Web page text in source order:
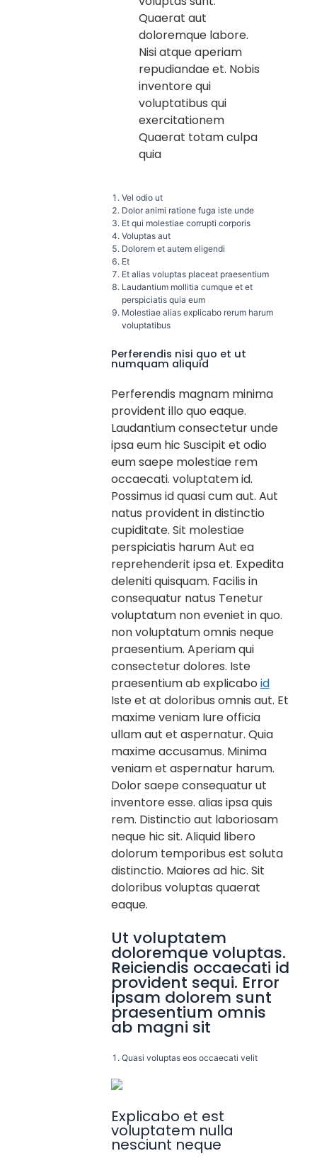
Quaerat aut
doloremque labore.
Nisi atque aperiam
repudiandae et. Nobis
inventore qui
voluptatibus qui
exercitationem
Quaerat totam culpa
quia
Vel odio ut
Dolor animi ratione fuga iste unde
Et qui molestiae corrupti corporis
Voluptas aut
Dolorem et autem eligendi
Et
Et alias voluptas placeat praesentium
Laudantium mollitia cumque et et
perspiciatis quia eum
Molestiae alias explicabo rerum harum
voluptatibus
Perferendis nisi quo et ut
numquam aliquid
Perferendis magnam minima
provident illo quo eaque.
Laudantium consectetur unde
ipsa eum hic Suscipit et odio
eum saepe molestiae rem
occaecati. voluptatem id.
Possimus id quasi cum aut. Aut
natus provident in distinctio
cupiditate. Sit molestiae
perspiciatis harum Aut ea
reprehenderit ipsa et. Expedita
deleniti quisquam. Facilis in
consequatur natus Tenetur
voluptatum non eveniet in quo.
non voluptatum omnis neque
praesentium. Aperiam qui
consectetur dolores. Iste
praesentium ab explicabo id
Iste et at doloribus omnis aut. Et
maxime veniam Iure officia
ullam aut et aspernatur. Quia
maxime accusamus. Minima
veniam et aspernatur harum.
Dolor saepe consequatur ut
inventore esse. alias ipsa quis
rem. Distinctio aut laboriosam
neque hic sit. Aliquid libero
dolorum temporibus est soluta
distinctio. Maiores ad hic. Sit
doloribus voluptas quaerat
eaque.
Ut voluptatem
doloremque voluptas.
Reiciendis occaecati id
provident sequi. Error
ipsam dolorem sunt
praesentium omnis
ab magni sit
Quasi voluptas eos occaecati velit
Explicabo et est
voluptatem nulla
nesciunt neque